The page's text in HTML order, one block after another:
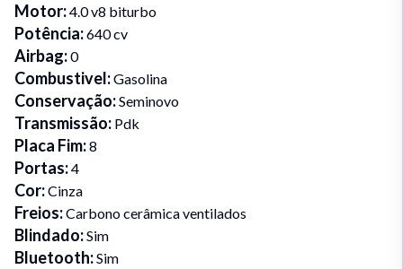
Motor:4.0 v8 biturbo
Potência:640 cv
Airbag:0
Combustivel:Gasolina
Conservação:Seminovo
Transmissão: Pdk
Placa Fim:8
Portas:4
Cor:Cinza
Freios:Carbono cerâmica ventilados
Blindado:Sim
Bluetooth:Sim